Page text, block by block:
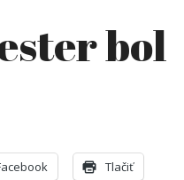
bol
Tlačiť